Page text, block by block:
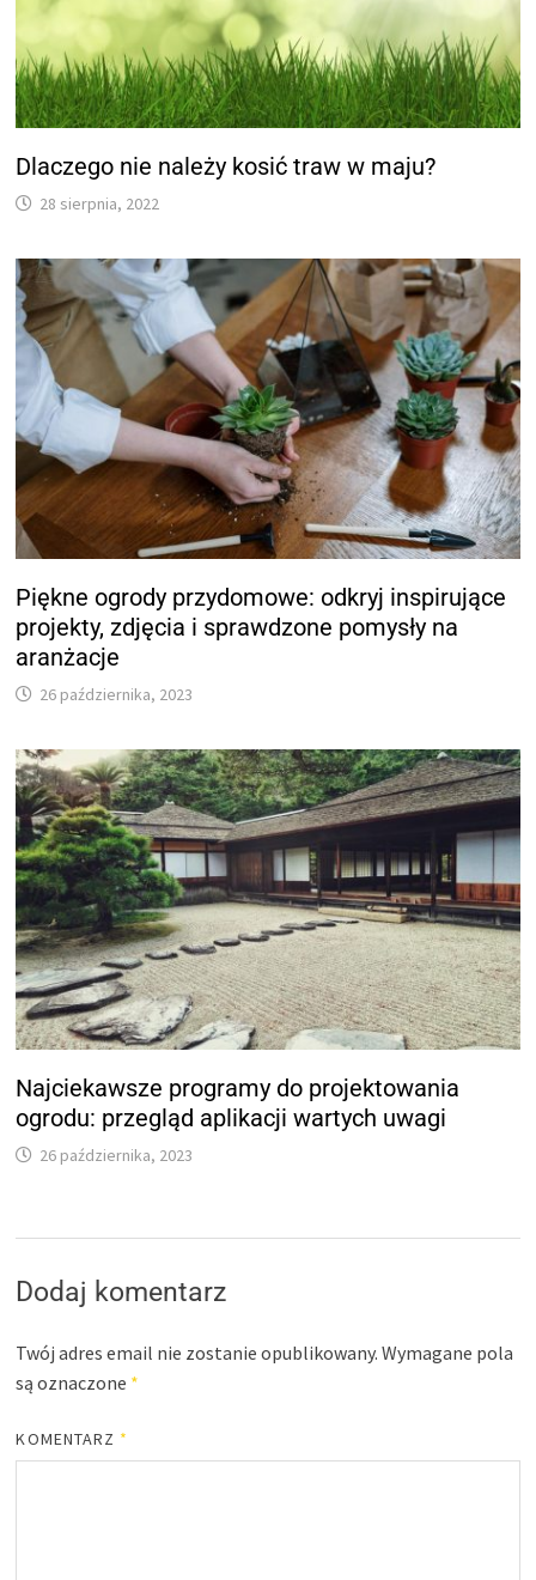
Dlaczego nie należy kosić traw w maju?
28 sierpnia, 2022
Piękne ogrody przydomowe: odkryj inspirujące
projekty, zdjęcia i sprawdzone pomysły na
aranżacje
26 października, 2023
Najciekawsze programy do projektowania
ogrodu: przegląd aplikacji wartych uwagi
26 października, 2023
Dodaj komentarz
Twój adres email nie zostanie opublikowany. Wymagane pola
są oznaczone *
KOMENTARZ *